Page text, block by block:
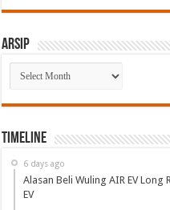
Arsip
Arsip
Timeline
6 days ago
Alasan Beli Wuling AIR EV
EV